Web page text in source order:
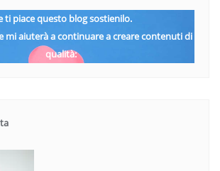
ti piace questo blog sostienilo.
mi aiuterà a continuare a creare contenuti di
qualità: